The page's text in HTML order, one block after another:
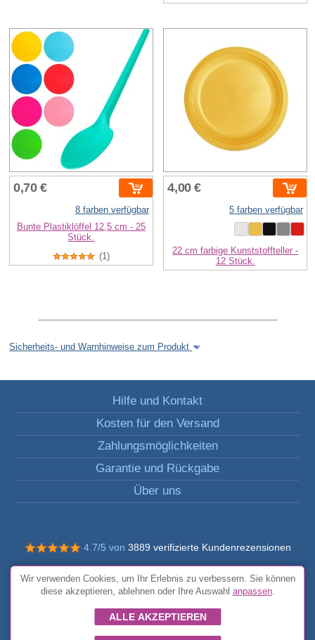
0,70 €
8 farben verfügbar
Bunte Plastiklöffel 12,5 cm - 25
Stück.
(1)
4,00 €
5 farben verfügbar
22 cm farbige Kunststoffteller -
12 Stück.
Sicherheits- und Warnhinweise zum Produkt
Hilfe und Kontakt
Kosten für den Versand
Zahlungsmöglichkeiten
Garantie und Rückgabe
Über uns
4.7/5 von 3889 verifizierte Kundenrezensionen
© Alle Rechte vorbehalten FunToCome
Allgemeine Bedingungen und Konditionen
Wir verwenden Cookies, um Ihr Erlebnis zu verbessern. Sie können
diese akzeptieren, ablehnen oder Ihre Auswahl anpassen.
ALLE AKZEPTIEREN